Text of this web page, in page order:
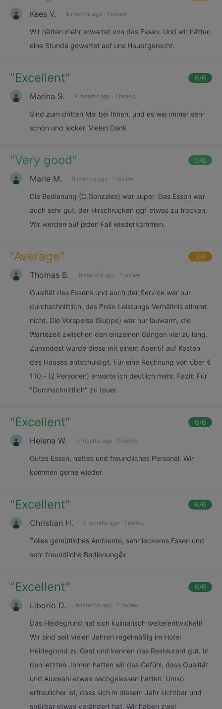
Kees V. 8 months ago · 1 review
Wir hätten mehr erwartet von das Essen. Und wir hätten
eine Stunde gewartet auf uns Hauptgerecht.
"Excellent" 6/6
Marina S. 9 months ago · 1 review
Sind zum dritten Mal bei Ihnen, und es wie immer sehr
schön und lecker. Vielen Dank
"Very good" 5/6
Marie M. 9 months ago · 1 review
Die Bedienung (C.Gonzales) war super. Das Essen war
auch sehr gut, der Hirschrücken ggf etwas zu trocken.
Wir werden auf jeden Fall wiederkommen.
"Average" 3/6
Thomas B. 9 months ago · 1 review
Oualität des Essens und auch der Service war nur
durchschnittlich, das Preis-Leistungs-Verhältnis stimmt
nicht. Die Vorspeise (Suppe) war nur lauwarm, die
Wartezeit zwischen den einzelnen Gängen viel zu lang.
Zumindest wurde diese mit einem Aperitif auf Kosten
des Hauses entschuldigt. Für eine Rechnung von über €
110,- (2 Personen) erwarte ich deutlich mehr. Fazit: Für
"Durchschnittlich" zu teuer.
"Excellent" 6/6
Helena W. 9 months ago · 1 review
Gutes Essen, nettes und freundliches Personal. Wir
kommen gerne wieder
"Excellent" 6/6
Christian H. 9 months ago · 1 review
Tolles gemütliches Ambiente, sehr leckeres Essen und
sehr freundliche Bedienung👍
"Excellent" 6/6
Liborio D. 9 months ago · 1 review
Das Heidegrund hat sich kulinarisch weiterentwickelt!
Wir sind seit vielen Jahren regelmäßig im Hotel
Heidegrund zu Gast und kennen das Restaurant gut. In
den letzten Jahren hatten wir das Gefühl, dass Qualität
und Auswahl etwas nachgelassen hatten. Umso
erfreulicher ist, dass sich in diesem Jahr sichtbar und
spürbar etwas verändert hat. Wir haben zwei